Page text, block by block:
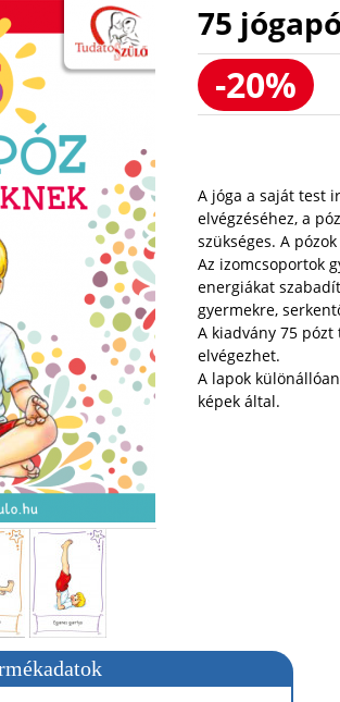
75
-20%
A jóga a saját test
elvégzéséhez, a
szükséges. A
Az izomcsoportok
energiákat
gyermekre,
A kiadvány 75
elvégezhet.
A lapok
képek által.